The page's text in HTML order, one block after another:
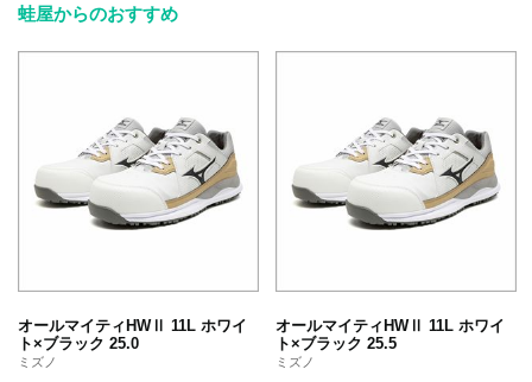
蛙屋からのおすすめ
オールマイティHWⅡ 11L ホワイ
ト×ブラック 25.0
ミズノ
オールマイティHWⅡ 11L ホワイ
ト×ブラック 25.5
ミズノ